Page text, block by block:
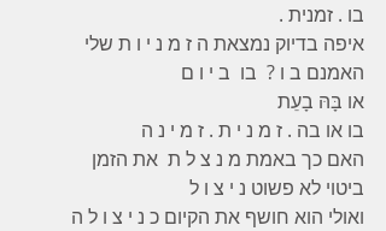
בו . זמנית .
איפה בדיוק נמצאת ה ז מ נ י ו ת שלי
האמנם ב ו ?  בו  ב י ו ם
או בָּהּ בָעֵת
בו או בה . ז מ נ י ת . ז מ י נ ה
האם כך באמת מ נ צ ל ת  את הזמן
ביטוי לא פשוט נ י צ ו ל
ואולי הוא חושף את הקיום כ נ י צ ו ל ה